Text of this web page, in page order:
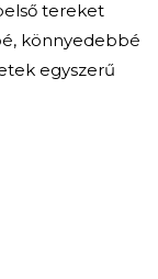
tereket
könnyedebbé
egyszerű